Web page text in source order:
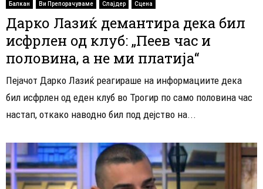
Балкан Ви Препорачуваме Слајдер Сцена
Дарко Лазиќ демантира дека бил
исфрлен од клуб: „Пеев час и
половина, а не ми платија“
Пејачот Дарко Лазиќ реагираше на информациите дека
бил исфрлен од еден клуб во Трогир по само половина час
настап, откако наводно бил под дејство на...